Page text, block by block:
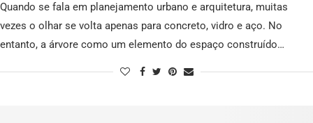
Quando se fala em planejamento urbano e arquitetura, muitas
vezes o olhar se volta apenas para concreto, vidro e aço. No
entanto, a árvore como um elemento do espaço construído…